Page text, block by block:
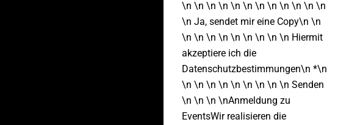
\n \n \n \n \n \n \n \n \n \n \n \n
\n Ja, sendet mir eine Copy\n \n
\n \n \n \n \n \n \n \n \n Hiermit
akzeptiere ich die
Datenschutzbestimmungen\n *\n
\n \n \n \n \n \n \n \n \n Senden
\n \n \n \nAnmeldung zu
EventsWir realisieren die